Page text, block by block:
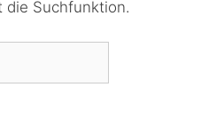
die Suchfunktion.